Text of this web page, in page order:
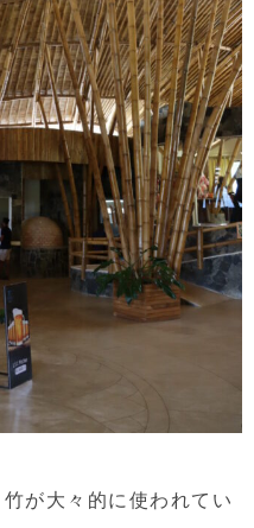
が大々的に使われてい